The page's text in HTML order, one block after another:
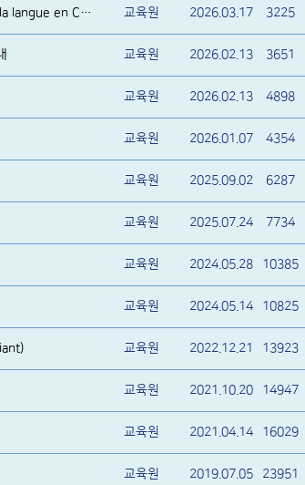
Sélection des candidats boursier pour le programme de la langue en Corée 교육원 2026.03.17 3225
교육원 2026.02.13 3651
교육원 2026.02.13 4898
교육원 2026.01.07 4354
교육원 2025.09.02 6287
교육원 2025.07.24 7734
교육원 2024.05.28 10385
교육원 2024.05.14 10825
교육원 2022.12.21 13923
교육원 2021.10.20 14947
교육원 2021.04.14 16029
교육원 2019.07.05 23951